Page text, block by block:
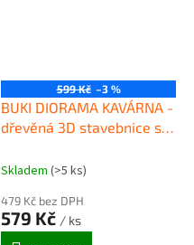
599 Kč –3 %
BUKI DIORAMA KAVÁRNA -
dřevěná 3D stavebnice s
Skladem (>5 ks)
479 Kč bez DPH
579 Kč / ks